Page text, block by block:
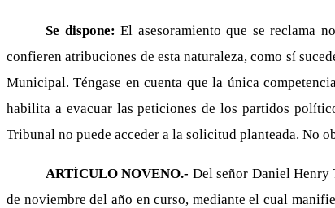
Se dispone: El asesoramiento que se reclama
confieren atribuciones de esta naturaleza, como sí
Municipal. Téngase en cuenta que la única
habilita a evacuar las peticiones de los partidos
Tribunal no puede acceder a la solicitud planteada. No
ARTÍCULO NOVENO.- Del señor Daniel Henry
de noviembre del año en curso, mediante el cual